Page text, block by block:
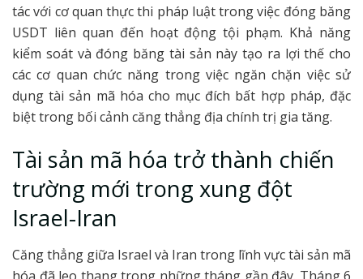
tác với cơ quan thực thi pháp luật trong việc đóng băng
USDT liên quan đến hoạt động tội phạm. Khả năng
kiểm soát và đóng băng tài sản này tạo ra lợi thế cho
các cơ quan chức năng trong việc ngăn chặn việc sử
dụng tài sản mã hóa cho mục đích bất hợp pháp, đặc
biệt trong bối cảnh căng thẳng địa chính trị gia tăng.
Tài sản mã hóa trở thành chiến
trường mới trong xung đột
Israel-Iran
Căng thẳng giữa Israel và Iran trong lĩnh vực tài sản mã